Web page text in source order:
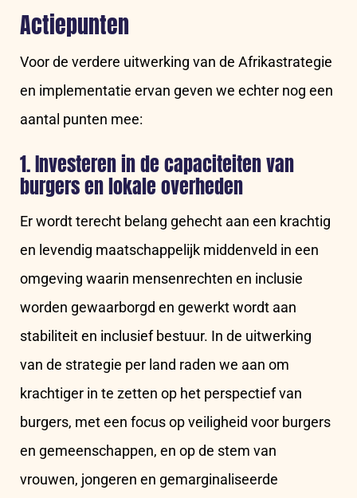
Actiepunten
Voor de verdere uitwerking van de Afrikastrategie
en implementatie ervan geven we echter nog een
aantal punten mee:
1. Investeren in de capaciteiten van
burgers en lokale overheden
Er wordt terecht belang gehecht aan een krachtig
en levendig maatschappelijk middenveld in een
omgeving waarin mensenrechten en inclusie
worden gewaarborgd en gewerkt wordt aan
stabiliteit en inclusief bestuur. In de uitwerking
van de strategie per land raden we aan om
krachtiger in te zetten op het perspectief van
burgers, met een focus op veiligheid voor burgers
en gemeenschappen, en op de stem van
vrouwen, jongeren en gemarginaliseerde